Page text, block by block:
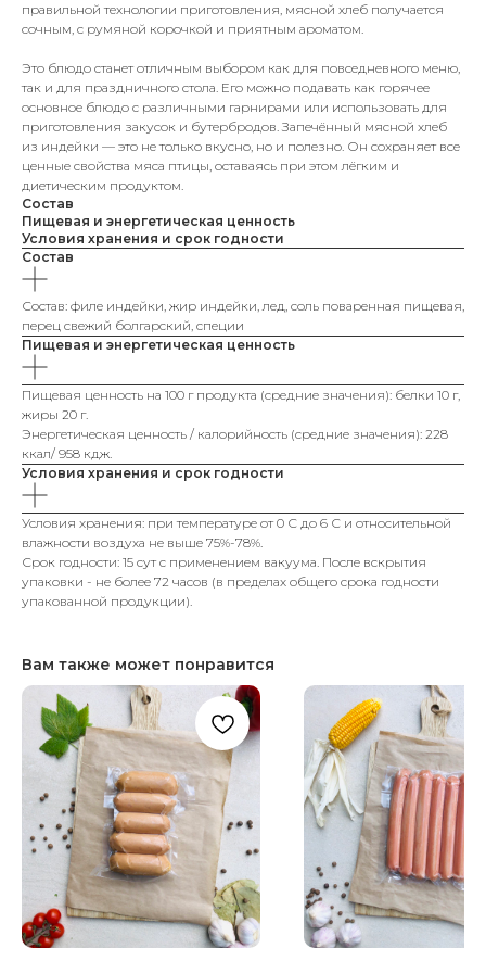
правильной технологии приготовления, мясной хлеб получается
сочным, с румяной корочкой и приятным ароматом.
Это блюдо станет отличным выбором как для повседневного меню,
так и для праздничного стола. Его можно подавать как горячее
основное блюдо с различными гарнирами или использовать для
приготовления закусок и бутербродов. Запечённый мясной хлеб
из индейки — это не только вкусно, но и полезно. Он сохраняет все
ценные свойства мяса птицы, оставаясь при этом лёгким и
диетическим продуктом.
Состав
Пищевая и энергетическая ценность
Условия хранения и срок годности
Состав
Состав: филе индейки, жир индейки, лед, соль поваренная пищевая,
перец свежий болгарский, специи
Пищевая и энергетическая ценность
Пищевая ценность на 100 г продукта (средние значения): белки 10 г,
жиры 20 г.
Энергетическая ценность / калорийность (средние значения): 228
ккал/ 958 кдж.
Условия хранения и срок годности
Условия хранения: при температуре от 0 С до 6 С и относительной
влажности воздуха не выше 75%-78%.
Срок годности: 15 сут с применением вакуума. После вскрытия
упаковки - не более 72 часов (в пределах общего срока годности
упакованной продукции).
Вам также может понравится